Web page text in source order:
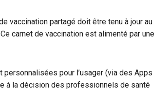
vaccination partagé doit être tenu à jour au
carnet de vaccination est alimenté par une
personnalisées pour l’usager (via des Apps
à la décision des professionnels de santé